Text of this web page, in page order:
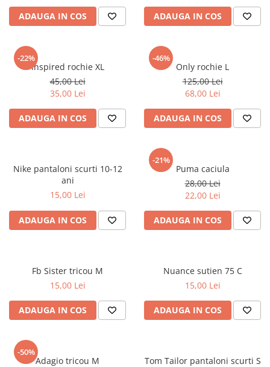
Pantaloni scurti
Rochii
Sacouri si Costume
Sport
vesteADAUGA IN COS ADAUGA IN COS
-22%
Inspired rochie XL
45,00 Lei
35,00 Lei
ADAUGA IN COS
-46%
Only rochie L
125,00 Lei
68,00 Lei
ADAUGA IN COS
Nike pantaloni scurti 10-12
ani
15,00 Lei
ADAUGA IN COS
-21%
Puma caciula
28,00 Lei
22,00 Lei
ADAUGA IN COS
Fb Sister tricou M
15,00 Lei
ADAUGA IN COS
Nuance sutien 75 C
15,00 Lei
ADAUGA IN COS
-50%
Adagio tricou M
Tom Tailor pantaloni scurti S